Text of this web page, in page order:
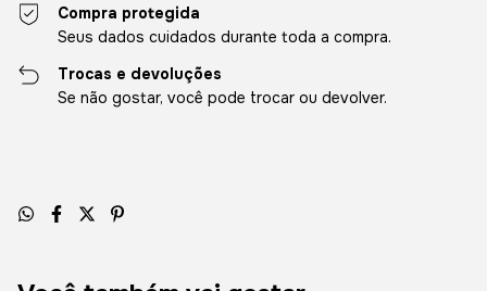
Compra protegida
Seus dados cuidados durante toda a compra.
Trocas e devoluções
Se não gostar, você pode trocar ou devolver.